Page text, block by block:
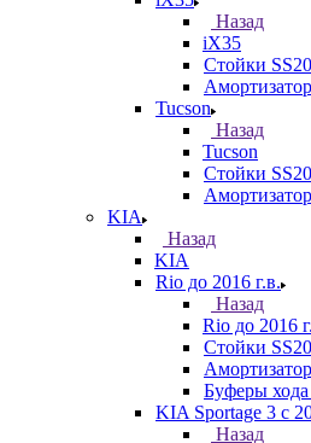
Назад
iX35
Стойки
Tucson
Назад
Tucson
Стойки
KIA
Назад
KIA
Rio до 2016 г.в.
Назад
Rio до 2016
Стойки
Буферы
KIA Sportage 3 с
Назад